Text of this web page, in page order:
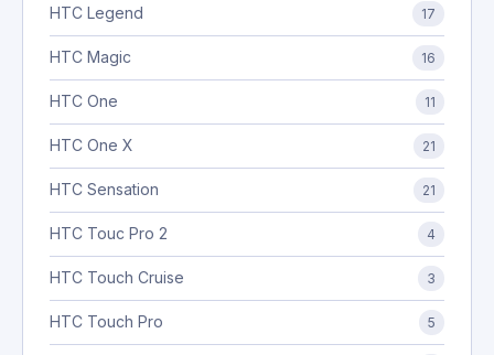
HTC Legend 17
HTC Magic 16
HTC One 11
HTC One X 21
HTC Sensation 21
HTC Touc Pro 2 4
HTC Touch Cruise 3
HTC Touch Pro 5